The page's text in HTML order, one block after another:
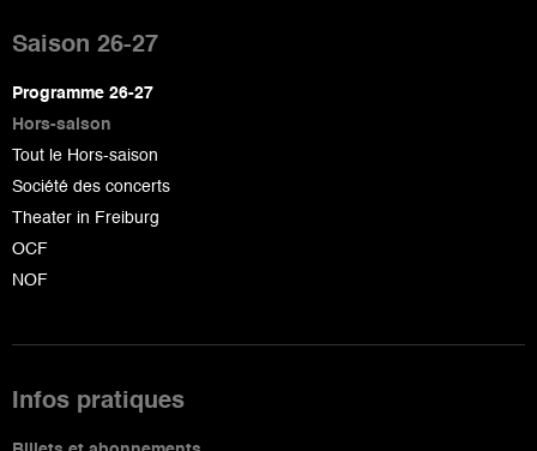
de
page
Saison 26-27
Programme 26-27
Hors-saison
Tout le Hors-saison
Société des concerts
Theater in Freiburg
OCF
NOF
Infos pratiques